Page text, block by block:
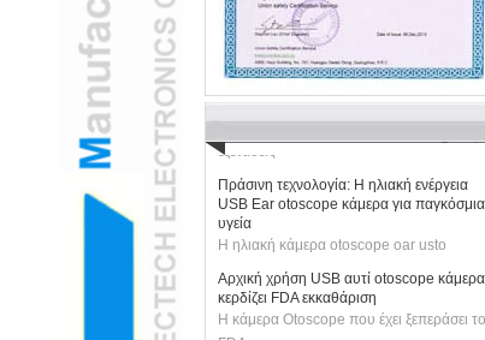
Το Pediatric Ent υιοθετεί κάμερα otoscope
otoscope usb για να μειώσει το άγχος των
παιδιών
H2 "AR-ενισχυμένη κάμερα USB Ear
otoscope μεταμορφώνει παιδιατρικές
Πράσινη τεχνολογία: Η ηλιακή ενέργεια
USB Ear otoscope κάμερα για παγκόσμια
υγεία
Η ηλιακή κάμερα otoscope oar usto
Αρχική χρήση USB αυτί otoscope κάμερα
κερδίζει FDA εκκαθάριση
Η κάμερα Otoscope που έχει ξεπεράσει το
FDA